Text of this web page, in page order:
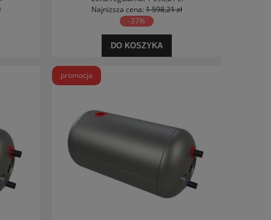
Najniższa cena: 1 598,21 zł
-37%
DO KOSZYKA
promocja